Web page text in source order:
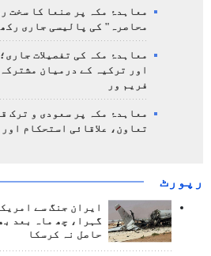
معاہدۂ مکہ پر صنعا کا سخت
محاصرہ" کی پالیسی جاری
معاہدۂ مکہ کی تفصیلات
اور ترکیہ کے درمیان
فریم ور
معاہدۂ مکہ پر سعودی و ترک
تعاون، علاقائی استحکام اور
رپورٹ
ایران جنگ سے
گہرا، چھ ماہ بعد
حاصل نہ کرسکا